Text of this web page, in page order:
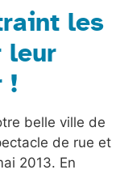
les
leur
!
belle ville de
de rue et
2013. En